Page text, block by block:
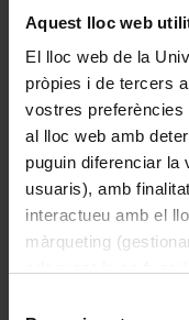
Aquest lloc web
El lloc web de la
pròpies i de tercers
vostres preferències
al lloc web amb
puguin diferenciar la
usuaris), amb
interactueu amb el
màrqueting
l’adquisició, per
1884,
particular i del
entre diverses
Del 13 d’abril
Lloc: Espai
Lletres i CRAI